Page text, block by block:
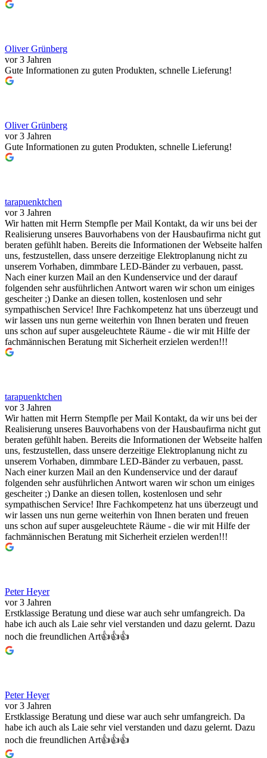
Oliver Grünberg
vor 3 Jahren
Gute Informationen zu guten Produkten, schnelle Lieferung!
Oliver Grünberg
vor 3 Jahren
Gute Informationen zu guten Produkten, schnelle Lieferung!
tarapuenktchen
vor 3 Jahren
Wir hatten mit Herrn Stempfle per Mail Kontakt, da wir uns bei der
Realisierung unseres Bauvorhabens von der Hausbaufirma nicht gut
beraten gefühlt haben. Bereits die Informationen der Webseite halfen
uns, festzustellen, dass unsere derzeitige Elektroplanung nicht zu
unserem Vorhaben, dimmbare LED-Bänder zu verbauen, passt.
Nach einer kurzen Mail an den Kundenservice und der darauf
folgenden sehr ausführlichen Antwort waren wir schon um einiges
gescheiter ;) Danke an diesen tollen, kostenlosen und sehr
sympathischen Service! Ihre Fachkompetenz hat uns überzeugt und
wir lassen uns nun gerne weiterhin von Ihnen beraten und freuen
uns schon auf super ausgeleuchtete Räume - die wir mit Hilfe der
fachmännischen Beratung mit Sicherheit erzielen werden!!!
tarapuenktchen
vor 3 Jahren
Wir hatten mit Herrn Stempfle per Mail Kontakt, da wir uns bei der
Realisierung unseres Bauvorhabens von der Hausbaufirma nicht gut
beraten gefühlt haben. Bereits die Informationen der Webseite halfen
uns, festzustellen, dass unsere derzeitige Elektroplanung nicht zu
unserem Vorhaben, dimmbare LED-Bänder zu verbauen, passt.
Nach einer kurzen Mail an den Kundenservice und der darauf
folgenden sehr ausführlichen Antwort waren wir schon um einiges
gescheiter ;) Danke an diesen tollen, kostenlosen und sehr
sympathischen Service! Ihre Fachkompetenz hat uns überzeugt und
wir lassen uns nun gerne weiterhin von Ihnen beraten und freuen
uns schon auf super ausgeleuchtete Räume - die wir mit Hilfe der
fachmännischen Beratung mit Sicherheit erzielen werden!!!
Peter Heyer
vor 3 Jahren
Erstklassige Beratung und diese war auch sehr umfangreich. Da
habe ich auch als Laie sehr viel verstanden und dazu gelernt. Dazu
noch die freundlichen Art👍👍👍
Peter Heyer
vor 3 Jahren
Erstklassige Beratung und diese war auch sehr umfangreich. Da
habe ich auch als Laie sehr viel verstanden und dazu gelernt. Dazu
noch die freundlichen Art👍👍👍